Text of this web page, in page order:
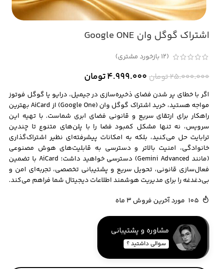
اشتراک گوگل وان Google ONE
(
12 بازخورد مشتری)
25.000.000تومان 4.999.000تومان
اگر با خطای پر شدن فضای ذخیره‌سازی در جیمیل، درایو یا گوگل فوتوز
مواجه هستید، خرید اشتراک گوگل وان (Google One) از AiCard بهترین
راهکار برای ارتقای سریع و قانونی فضای ابری شماست. با تهیه این
سرویس، نه تنها مشکل کمبود فضا را با پلن‌های متنوع تا چندین
ترابایت حل می‌کنید، بلکه به امکانات پیشرفته‌ای نظیر اشتراک‌گذاری
خانوادگی، امنیت بالاتر و دسترسی به قابلیت‌های هوش مصنوعی
(مانند Gemini Advanced) دسترسی خواهید داشت؛ AiCard با تضمین
فعال‌سازی قانونی، تحویل سریع و پشتیبانی تخصصی، تجربه‌ای امن و
بی‌دغدغه را برای مدیریت هوشمند اطلاعات دیجیتال شما فراهم می‌کند.
105 مورد آخرین فروش 3 ماه
مشاوره و پشتیبانی
سوالی داشتید ؟